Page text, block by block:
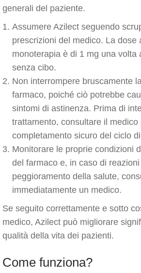
generali del paziente.
Assumere Azilect seguendo
prescrizioni del medico. La dose
monoterapia è di 1 mg una volta
senza cibo.
Non interrompere bruscamente
farmaco, poiché ciò potrebbe
sintomi di astinenza. Prima di
trattamento, consultare il medico
completamento sicuro del ciclo
Monitorare le proprie condizioni
del farmaco e, in caso di
peggioramento della salute,
immediatamente un medico.
Se seguito correttamente e sotto
medico, Azilect può migliorare
qualità della vita dei pazienti.
Come funziona?